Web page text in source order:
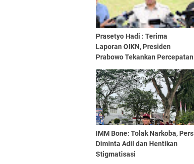
Prasetyo Hadi : Terima
Laporan OIKN, Presiden
Prabowo Tekankan Percepatan
IMM Bone: Tolak Narkoba, Pers
Diminta Adil dan Hentikan
Stigmatisasi